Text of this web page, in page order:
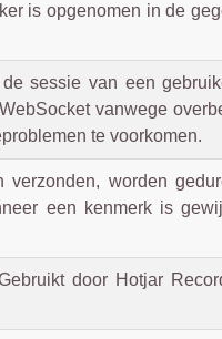
is opgenomen in de
sessie van een
vanwege
te voorkomen.
verzonden, worden
een kenmerk is
door Hotjar